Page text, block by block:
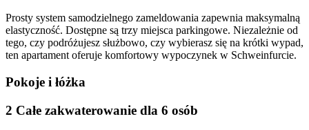
Prosty system samodzielnego zameldowania zapewnia maksymalną
elastyczność. Dostępne są trzy miejsca parkingowe. Niezależnie od
tego, czy podróżujesz służbowo, czy wybierasz się na krótki wypad,
ten apartament oferuje komfortowy wypoczynek w Schweinfurcie.
Pokoje i łóżka
2 Całe zakwaterowanie dla 6 osób